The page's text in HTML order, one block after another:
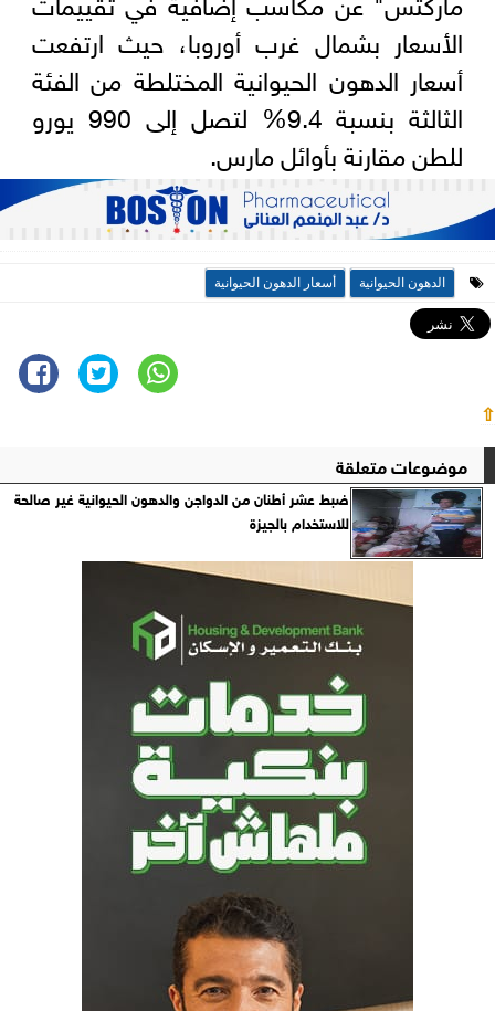
الأسعار بشمال غرب أوروبا، حيث ارتفعت
أسعار الدهون الحيوانية المختلطة من الفئة
الثالثة بنسبة 9.4% لتصل إلى 990 يورو
للطن مقارنة بأوائل مارس.
الدهون الحيوانية أسعار الدهون الحيوانية
⇧
موضوعات متعلقة
ضبط عشر أطنان من الدواجن والدهون الحيوانية غير صالحة
للاستخدام بالجيزة